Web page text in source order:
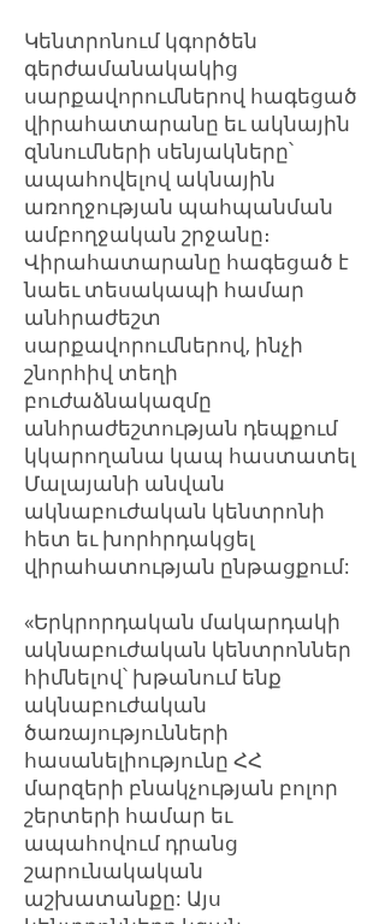
Կենտրոնում կգործեն
գերժամանակակից
սարքավորումներով հագեցած
վիրահատարանը եւ ակնային
զննումների սենյակները՝
ապահովելով ակնային
առողջության պահպանման
ամբողջական շրջանը։
Վիրահատարանը հագեցած է
նաեւ տեսակապի համար
անհրաժեշտ
սարքավորումներով, ինչի
շնորհիվ տեղի
բուժաձնակազմը
անհրաժեշտության դեպքում
կկարողանա կապ հաստատել
Մալայանի անվան
ակնաբուժական կենտրոնի
հետ եւ խորհրդակցել
վիրահատության ընթացքում:
«Երկրորդական մակարդակի
ակնաբուժական կենտրոններ
հիմնելով՝ խթանում ենք
ակնաբուժական
ծառայությունների
հասանելիությունը ՀՀ
մարզերի բնակչության բոլոր
շերտերի համար եւ
ապահովում դրանց
շարունակական
աշխատանքը: Այս